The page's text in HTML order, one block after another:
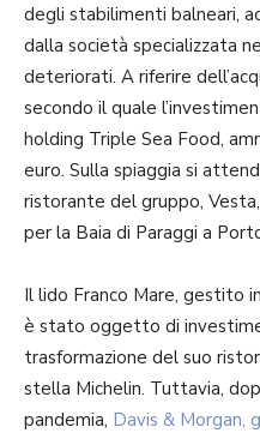
degli stabilimenti balneari,
dalla società specializzata
deteriorati. A riferire
secondo il quale
holding Triple Sea Food,
euro. Sulla spiaggia si
ristorante del gruppo,
per la Baia di Paraggi a
Il lido Franco Mare, gestito
è stato oggetto di
trasformazione del suo
stella Michelin. Tuttavia,
pandemia, Davis & Morgan,